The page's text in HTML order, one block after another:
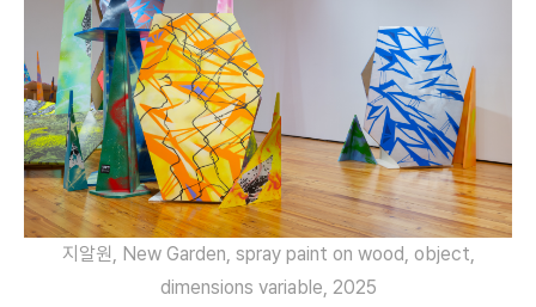
지알원, New Garden, spray paint on wood, object,
dimensions variable, 2025